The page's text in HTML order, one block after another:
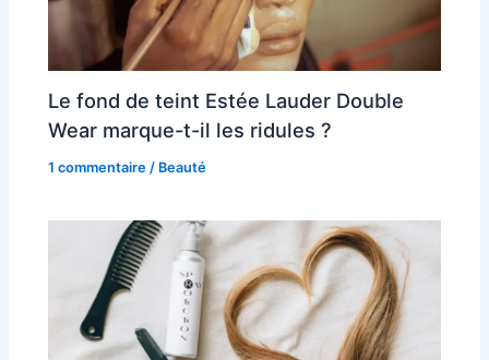
Le fond de teint Estée Lauder Double
Wear marque-t-il les ridules ?
1 commentaire / Beauté